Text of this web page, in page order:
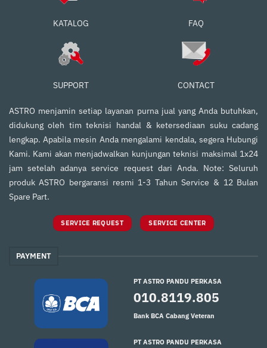
KATALOG FAQ
SUPPORT CONTACT
ASTRO menjamin setiap layanan purna jual yang Anda butuhkan,
didukung oleh tim teknisi handal & ketersediaan suku cadang
lengkap. Apabila mesin Anda mengalami kendala, segera Hubungi
Kami. Kami akan menjadwalkan kunjungan teknisi maksimal 1x24
jam setelah adanya service request dari Anda. Note: Seluruh
produk ASTRO bergaransi resmi 1-3 Tahun Service & 12 Bulan
Spare Part.
SERVICE REQUEST SERVICE CENTER
PAYMENT
PT ASTRO PANDU PERKASA
010.8119.805
Bank BCA Cabang Veteran
PT ASTRO PANDU PERKASA